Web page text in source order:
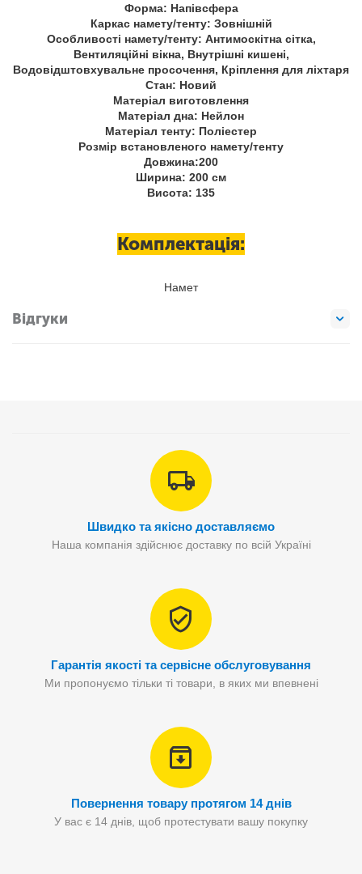
Форма: Напівсфера
Каркас намету/тенту: Зовнішній
Особливості намету/тенту: Антимоскітна сітка,
Вентиляційні вікна, Внутрішні кишені,
Водовідштовхувальне просочення, Кріплення для ліхтаря
Стан: Новий
Матеріал виготовлення
Матеріал дна: Нейлон
Матеріал тенту: Поліестер
Розмір встановленого намету/тенту
Довжина:200
Ширина: 200 см
Висота: 135
Комплектація:
Намет
Відгуки
Швидко та якісно доставляємо
Наша компанія здійснює доставку по всій Україні
Гарантія якості та сервісне обслуговування
Ми пропонуємо тільки ті товари, в яких ми впевнені
Повернення товару протягом 14 днів
У вас є 14 днів, щоб протестувати вашу покупку